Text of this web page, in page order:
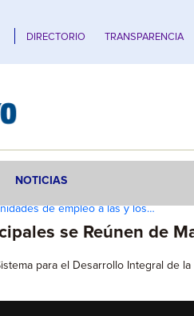
DIRECTORIO TRANSPARENCIA
NOTICIAS
de empleo a las y los…
se Reúnen de
para el Desarrollo Integral de